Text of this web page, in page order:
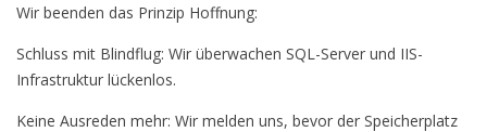
Wir beenden das Prinzip Hoffnung:
Schluss mit Blindflug: Wir überwachen SQL-Server und IIS-
Infrastruktur lückenlos.
Keine Ausreden mehr: Wir melden uns, bevor der Speicherplatz